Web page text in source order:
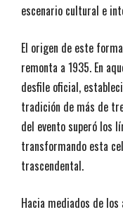
escenario cultural e
El origen de este
remonta a 1935. En
desfile oficial,
tradición de más de
del evento superó los
transformando esta
trascendental.
Hacia mediados de